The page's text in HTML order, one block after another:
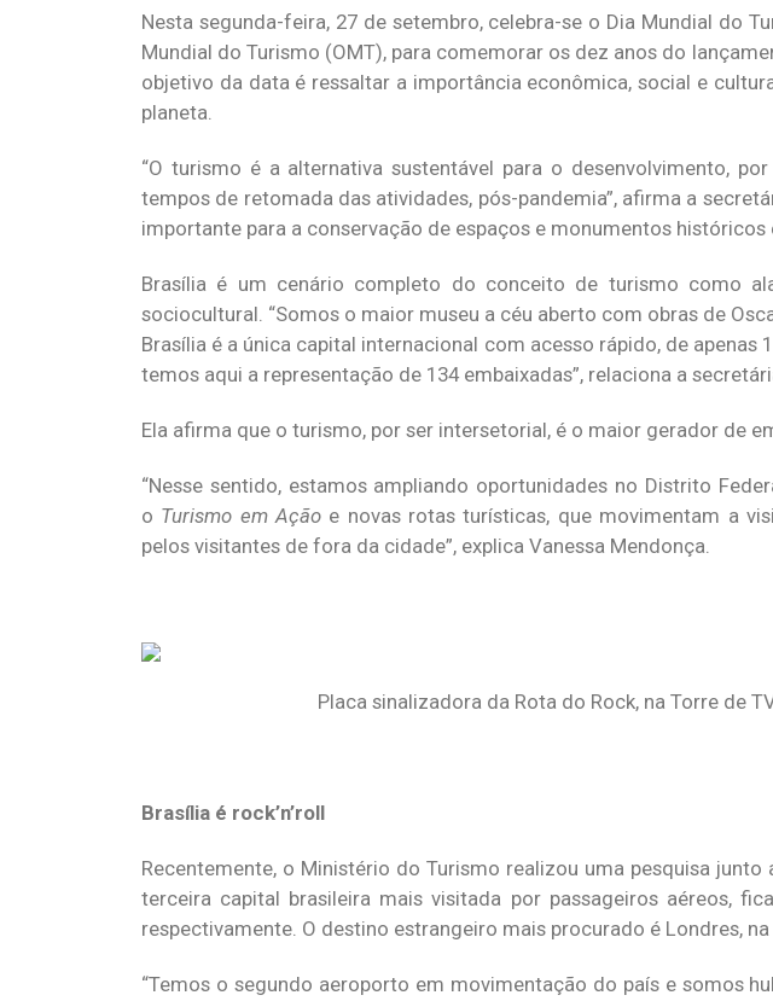
Nesta segunda-feira, 27 de setembro, celebra-se o Dia Mundial do
Mundial do Turismo (OMT), para comemorar os dez anos do
objetivo da data é ressaltar a importância econômica, social e
planeta.
“O turismo é a alternativa sustentável para o desenvolvimento,
tempos de retomada das atividades, pós-pandemia”, afirma a
importante para a conservação de espaços e monumentos
Brasília é um cenário completo do conceito de turismo como
sociocultural. “Somos o maior museu a céu aberto com obras de
Brasília é a única capital internacional com acesso rápido, de
temos aqui a representação de 134 embaixadas”, relaciona a
Ela afirma que o turismo, por ser intersetorial, é o maior gerador de
“Nesse sentido, estamos ampliando oportunidades no Distrito
o Turismo em Ação e novas rotas turísticas, que movimentam a
pelos visitantes de fora da cidade”, explica Vanessa Mendonça.
Placa sinalizadora da Rota do Rock, na Torre de
Brasília é rock’n’roll
Recentemente, o Ministério do Turismo realizou uma pesquisa
terceira capital brasileira mais visitada por passageiros aéreos,
respectivamente. O destino estrangeiro mais procurado é Londres,
“Temos o segundo aeroporto em movimentação do país e somos